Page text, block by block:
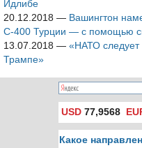
Идлибе
20.12.2018 — Вашингтон
С-400 Турции — с помощью
13.07.2018 — «НАТО следует
Трампе»
USD 77,9568
Какое